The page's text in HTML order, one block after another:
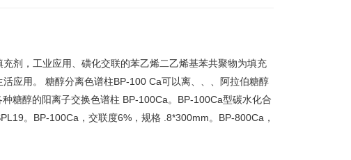
剂，工业应用、磺化交联的苯乙烯二乙烯基苯共聚物为填充
应用。 糖醇分离色谱柱BP-100 Ca可以离、、、阿拉伯糖醇
糖醇的阳离子交换色谱柱 BP-100Ca。BP-100Ca型碳水化合
。BP-100Ca，交联度6%，规格 .8*300mm。BP-800Ca，